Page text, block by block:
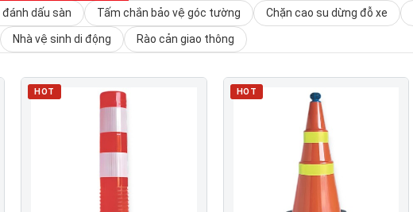
đánh dấu sàn Tấm chắn bảo vệ góc tường Chặn cao su dừng đỗ xe
Nhà vệ sinh di động Rào cản giao thông
HOT HOT